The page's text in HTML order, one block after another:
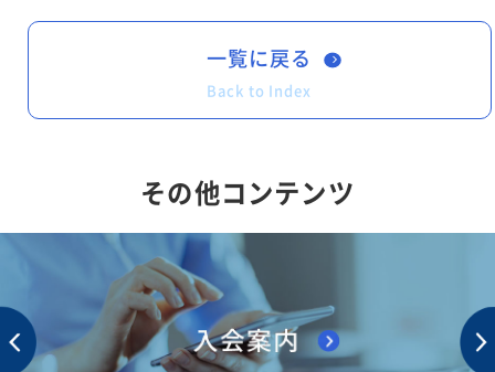
一覧に戻る
Back to Index
その他コンテンツ